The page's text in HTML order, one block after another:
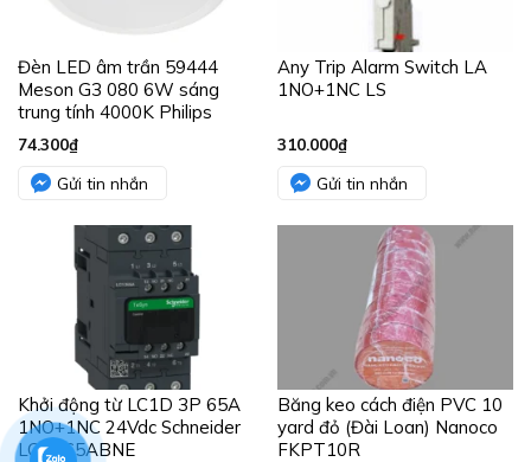
Đèn LED âm trần 59444
Meson G3 080 6W sáng
trung tính 4000K Philips
74.300₫
Gửi tin nhắn
Any Trip Alarm Switch LA
1NO+1NC LS
310.000₫
Gửi tin nhắn
Khởi động từ LC1D 3P 65A
1NO+1NC 24Vdc Schneider
LC1D65ABNE
Băng keo cách điện PVC 10
yard đỏ (Đài Loan) Nanoco
FKPT10R